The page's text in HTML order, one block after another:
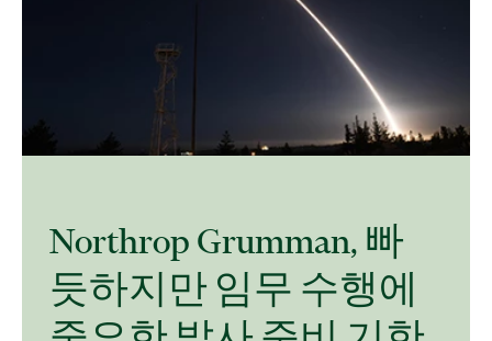
Northrop Grumman, 빠
듯하지만 임무 수행에